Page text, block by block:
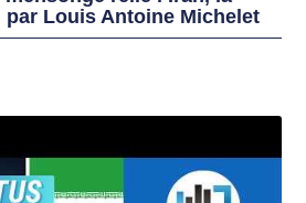
par Louis Antoine Michelet